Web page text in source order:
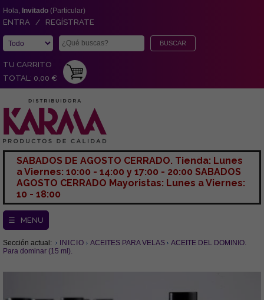
Hola, Invitado (Particular)
ENTRA / REGÍSTRATE
TU CARRITO
TOTAL: 0,00 €
SABADOS DE AGOSTO CERRADO. Tienda: Lunes
a Viernes: 10:00 - 14:00 y 17:00 - 20:00 SABADOS
AGOSTO CERRADO Mayoristas: Lunes a Viernes:
10 - 18:00
☰ MENU
Sección actual: INICIO ACEITES PARA VELAS
ACEITE DEL DOMINIO.
Para dominar (15 ml).